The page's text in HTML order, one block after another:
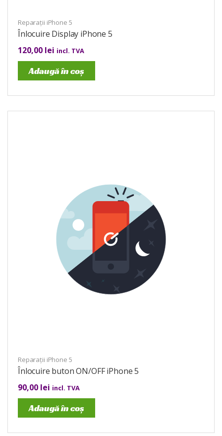
Reparații iPhone 5
Înlocuire Display iPhone 5
120,00 lei incl. TVA
Adaugă în coș
Reparații iPhone 5
Înlocuire buton ON/OFF iPhone 5
90,00 lei incl. TVA
Adaugă în coș